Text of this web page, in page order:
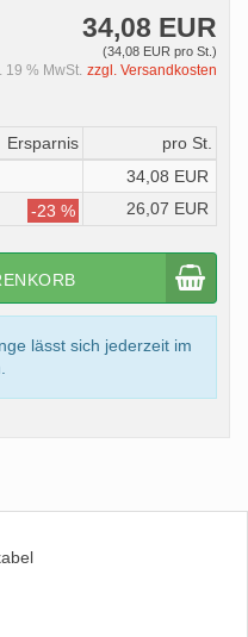
34,08 EUR
(34,08 EUR pro St.)
19 % MwSt. zzgl. Versandkosten
Ersparnis
pro St.
34,08 EUR
-23 % 26,07 EUR
lässt sich jederzeit im